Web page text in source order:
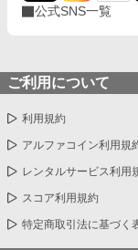
公式SNS一覧
ご利用について
利用規約
アルファコイン利用規
レンタルサービス利用
スコア利用規約
特定商取引法に基づく